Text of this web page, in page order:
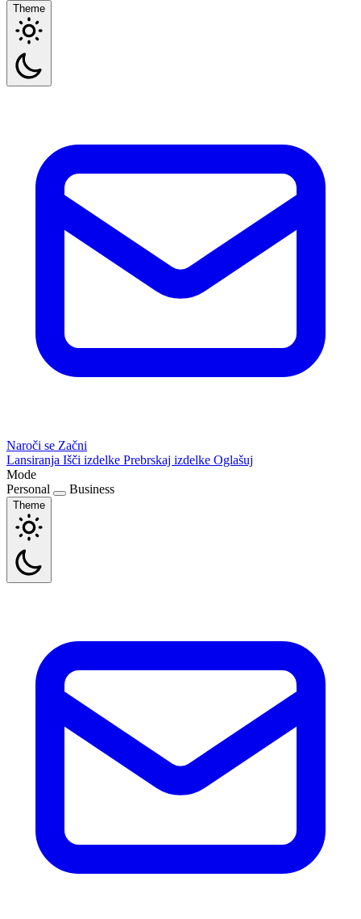
Theme
Naroči se Začni
Lansiranja Išči izdelke Prebrskaj izdelke Oglašuj
Mode
Personal
Business
Theme